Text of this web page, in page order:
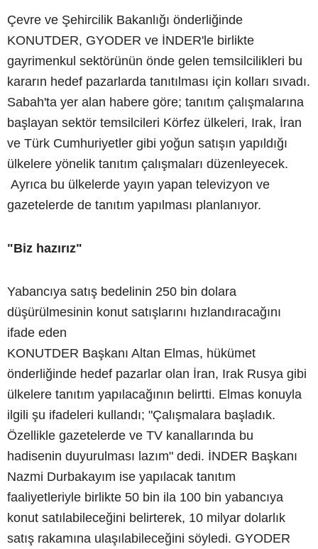
Çevre ve Şehircilik Bakanlığı önderliğinde
KONUTDER, GYODER ve İNDER'le birlikte
gayrimenkul sektörünün önde gelen temsilcilikleri bu
kararın hedef pazarlarda tanıtılması için kolları sıvadı.
Sabah'ta yer alan habere göre; tanıtım çalışmalarına
başlayan sektör temsilcileri Körfez ülkeleri, Irak, İran
ve Türk Cumhuriyetler gibi yoğun satışın yapıldığı
ülkelere yönelik tanıtım çalışmaları düzenleyecek.
Ayrıca bu ülkelerde yayın yapan televizyon ve
gazetelerde de tanıtım yapılması planlanıyor.
"Biz hazırız"
Yabancıya satış bedelinin 250 bin dolara
düşürülmesinin konut satışlarını hızlandıracağını
ifade eden
KONUTDER Başkanı Altan Elmas, hükümet
önderliğinde hedef pazarlar olan İran, Irak Rusya gibi
ülkelere tanıtım yapılacağının belirtti. Elmas konuyla
ilgili şu ifadeleri kullandı; "Çalışmalara başladık.
Özellikle gazetelerde ve TV kanallarında bu
hadisenin duyurulması lazım" dedi. İNDER Başkanı
Nazmi Durbakayım ise yapılacak tanıtım
faaliyetleriyle birlikte 50 bin ila 100 bin yabancıya
konut satılabileceğini belirterek, 10 milyar dolarlık
satış rakamına ulaşılabileceğini söyledi. GYODER